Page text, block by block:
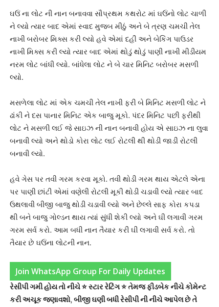
ઘઉં ના લોટ ની નાન બનાવવા સૌપ્રથમ કથરોટ માં ઘઉંનો લોટ ચાળી
ને લ્યો ત્યાર બાદ એમાં સ્વાદ મુજબ મીઠું અને બે ત્રણ ચમચી તેલ
નાખી બરોબર મિક્સ કરી લ્યો હવે એમાં દહીં અને બેકિંગ પાઉડર
નાખી મિક્સ કરી લ્યો ત્યાર બાદ એમાં થોડું થોડું પાણી નાખી મીડીયમ
નરમ લોટ બાંધી લ્યો. બાંધેલા લોટ ને બે ચાર મિનિટ બરોબર મસળી
લ્યો.
મસળેલા લોટ માં એક ચમચી તેલ નાખી ફરી બે મિનિટ મસળી લોટ ને
ઢાંકી ને દસ પાનાર મિનિટ એક બાજુ મૂકો. પંદર મિનિટ પછી ફરીથી
લોટ ને મસળી લઈ જે સાઇઝ ની નાન બનાવી હોય એ સાઇઝ ના લુવા
બનાવી લ્યો અને થોડો કોરા લોટ લઈ રોટલી થી થોડી જાડી રોટલી
બનાવી લ્યો.
હવે ગેસ પર તવી ગરમ કરવા મૂકો. તવી થોડી ગરમ થાય એટલે એના
પર પાણી છાંટી એમાં વણેલી રોટલી મૂકી થોડી ચડાવી લ્યો ત્યાર બાદ
ઉથલાવી બીજી બાજુ થોડી ચડાવી લ્યો અને છેલ્લે સાફ કોરા કપડા
થી બને બાજુ ગોલ્ડન થાય ત્યાં સુંધી શેકી લ્યો અને ઘી લગાવી ગરમ
ગરમ સર્વ કરો. આમ બધી નાન તૈયાર કરી ઘી લગાવી સર્વ કરો. તો
તૈયાર છે ઘઉંના લોટની નાન.
Join WhatsApp Group For Daily Updates
રેસીપી ગમી હોય તો નીચે ⭐ સ્ટાર રેટિંગ ⭐ તેમજ ફીડબેક નીચે કોમેન્ટ
કરી અચૂક જણાવશો, બીજી ઘણી બધી રેસીપી ની નીચે આપેલ છે તે